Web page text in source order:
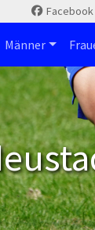
Facebook
Männer